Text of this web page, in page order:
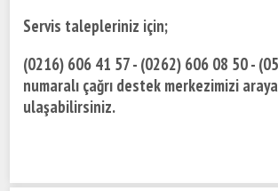
Servis talepleriniz için;
(0216) 606 41 57 - (0262) 606 08 50 -
numaralı çağrı destek merkezimizi
ulaşabilirsiniz.